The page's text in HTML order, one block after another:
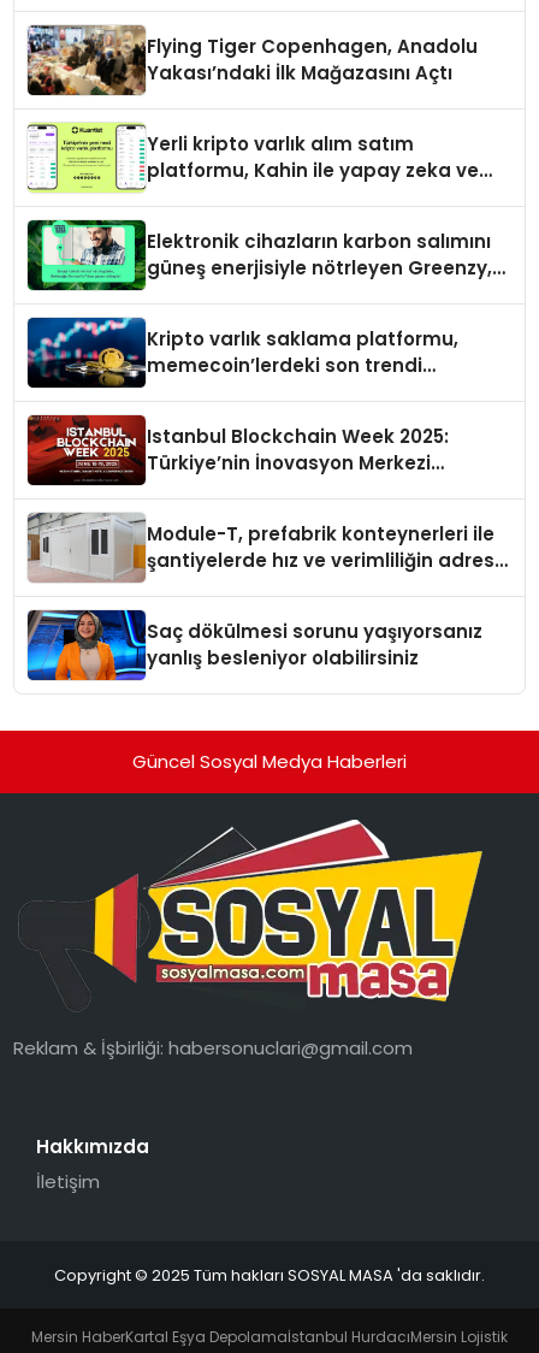
Flying Tiger Copenhagen, Anadolu
Yakası’ndaki İlk Mağazasını Açtı
Yerli kripto varlık alım satım
platformu, Kahin ile yapay zeka ve
Elektronik cihazların karbon salımını
güneş enerjisiyle nötrleyen Greenzy,
Kripto varlık saklama platformu,
memecoin’lerdeki son trendi
Istanbul Blockchain Week 2025:
Türkiye’nin İnovasyon Merkezi
Module-T, prefabrik konteynerleri ile
şantiyelerde hız ve verimliliğin adresi
Saç dökülmesi sorunu yaşıyorsanız
yanlış besleniyor olabilirsiniz
Güncel Sosyal Medya Haberleri
Reklam & İşbirliği:habersonuclari@gmail.com
Hakkımızda
İletişim
Copyright © 2025 Tüm hakları SOSYAL MASA 'da saklıdır.
Mersin HaberKartal Eşya Depolamaİstanbul HurdacıMersin Lojistik